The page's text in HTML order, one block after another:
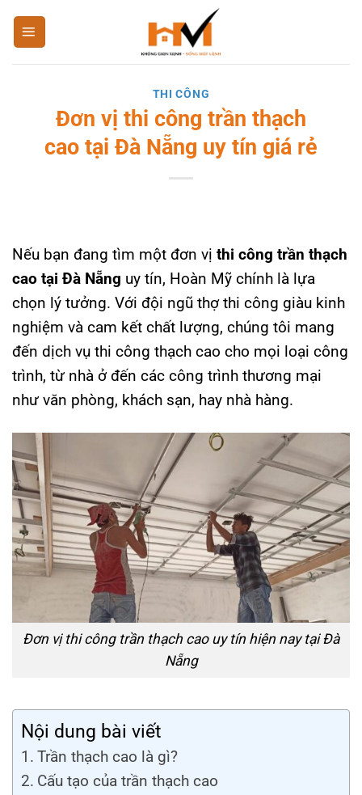
qua
nội
THI CÔNG
Đơn vị thi công trần thạch
cao tại Đà Nẵng uy tín giá rẻ
Nếu bạn đang tìm một đơn vị thi công trần thạch
cao tại Đà Nẵng uy tín, Hoàn Mỹ chính là lựa
chọn lý tưởng. Với đội ngũ thợ thi công giàu kinh
nghiệm và cam kết chất lượng, chúng tôi mang
đến dịch vụ thi công thạch cao cho mọi loại công
trình, từ nhà ở đến các công trình thương mại
như văn phòng, khách sạn, hay nhà hàng.
Đơn vị thi công trần thạch cao uy tín hiện nay tại Đà
Nẵng
Nội dung bài viết
Trần thạch cao là gì?
Cấu tạo của trần thạch cao